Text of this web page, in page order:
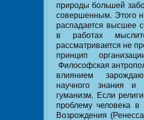
природы большей
совершенным. Этого
распадается высшее
в работах
рассматривается не
принцип
Философская
влиянием
научного знания и
гуманизм. Если
проблему человека
Возрождения